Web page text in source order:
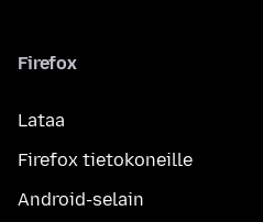
Firefox
Lataa
Firefox tietokoneille
Android-selain